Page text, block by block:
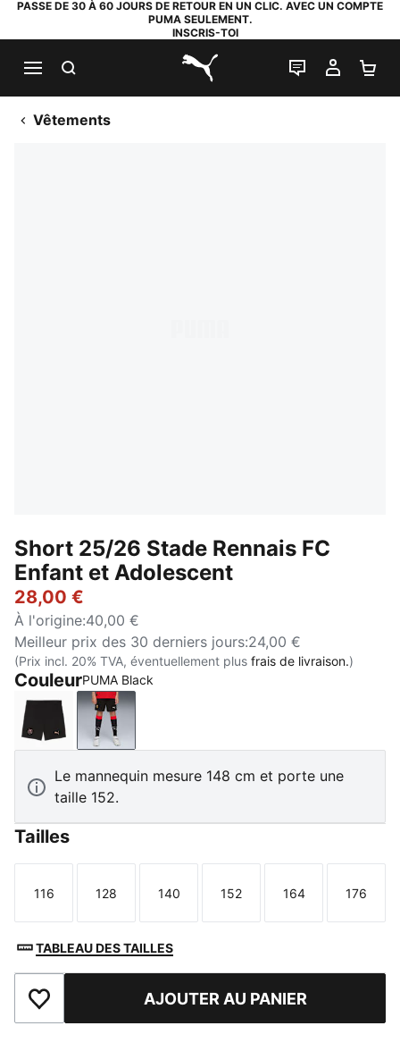
PASSE DE 30 À 60 JOURS DE RETOUR EN UN CLIC. AVEC UN COMPTE
PUMA SEULEMENT.
INSCRIS-TOI
PUMA.com
LIVE CHAT
MON
Vêtements
Short 25/26 Stade Rennais FC
Enfant et Adolescent
28,00 €
À l'origine:40,00 €
Meilleur prix des 30 derniers jours:24,00 €
(Prix incl. 20% TVA, éventuellement plus frais de livraison.)
CouleurPUMA Black
PUMA Black-PUMA Copper
PUMA Black
Le mannequin mesure 148 cm et porte une
taille 152.
Tailles
Taille
116
Taille
128
Taille
140
Taille
152
Taille
164
Taille
176
TABLEAU DES TAILLES
Ajouter aux favorisAJOUTER AU PANIER